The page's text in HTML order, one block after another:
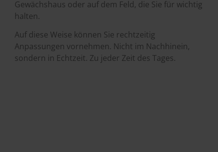
Gewächshaus oder auf dem Feld, die Sie für wichtig
halten.
Auf diese Weise können Sie rechtzeitig
Anpassungen vornehmen. Nicht im Nachhinein,
sondern in Echtzeit. Zu jeder Zeit des Tages.